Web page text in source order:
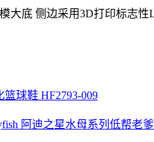
底 侧边采用3D打印标志
球鞋 HF2793-009
阿迪之星水母系列低帮老